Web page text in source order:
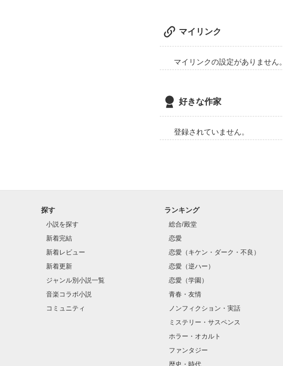
マイリンク
マイリンクの設定がありません。
好きな作家
登録されていません。
探す
小説を探す
新着完結
新着レビュー
新着更新
ジャンル別小説一覧
音楽コラボ小説
コミュニティ
ランキング
総合/殿堂
恋愛
恋愛（キケン・ダーク・不良）
恋愛（逆ハー）
恋愛（学園）
青春・友情
ノンフィクション・実話
ミステリー・サスペンス
ホラー・オカルト
ファンタジー
歴史・時代